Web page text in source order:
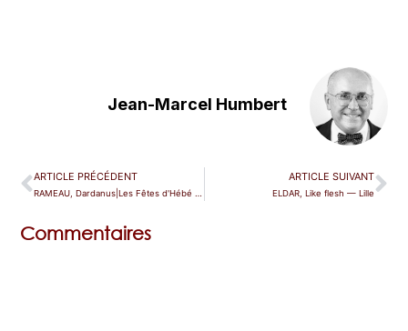
Jean-Marcel Humbert
ARTICLE PRÉCÉDENT
RAMEAU, Dardanus|Les Fêtes d'Hébé — Paris (Châtelet)
ARTICLE SUIVANT
ELDAR, Like flesh — Lille
Commentaires